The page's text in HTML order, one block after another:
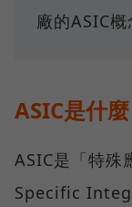
廠的ASIC
ASIC是什
ASIC是「特
Specific